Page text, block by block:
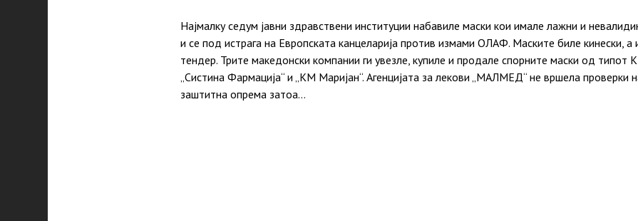
Најмалку седум јавни здравствени институции набавиле маски кои имале лажни и
и се под истрага на Европската канцеларија против измами ОЛАФ. Маските биле кинески, а
тендер. Трите македонски компании ги увезле, купиле и продале спорните маски од типот
„Систина Фармација“ и „КМ Маријан“. Агенцијата за лекови „МАЛМЕД“ не вршела проверки
заштитна опрема затоа…